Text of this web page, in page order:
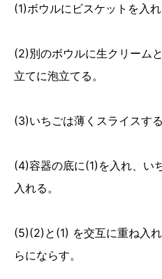
(1)ボウルにビスケットを入れ
(2)別のボウルに生クリーム
立てに泡立てる。
(3)いちごは薄くスライスする
(4)容器の底に(1)を入れ、い
入れる。
(5)(2)と(1) を交互に重ね入
らにならす。